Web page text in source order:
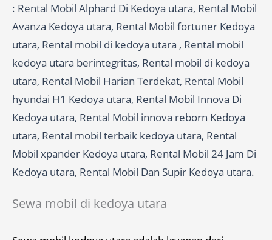
: Rental Mobil Alphard Di Kedoya utara, Rental Mobil
Avanza Kedoya utara, Rental Mobil fortuner Kedoya
utara, Rental mobil di kedoya utara , Rental mobil
kedoya utara berintegritas, Rental mobil di kedoya
utara, Rental Mobil Harian Terdekat, Rental Mobil
hyundai H1 Kedoya utara, Rental Mobil Innova Di
Kedoya utara, Rental Mobil innova reborn Kedoya
utara, Rental mobil terbaik kedoya utara, Rental
Mobil xpander Kedoya utara, Rental Mobil 24 Jam Di
Kedoya utara, Rental Mobil Dan Supir Kedoya utara.
Sewa mobil di kedoya utara